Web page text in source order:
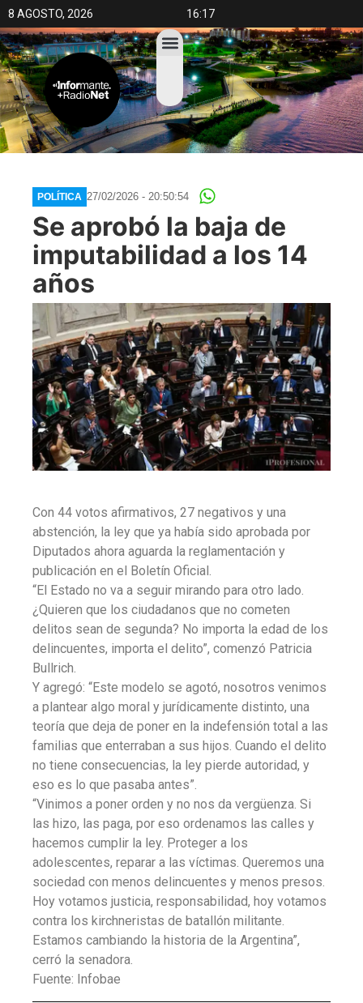
8 AGOSTO, 2026 16:17
POLÍTICA 27/02/2026 - 20:50:54
Se aprobó la baja de
imputabilidad a los 14
años
Con 44 votos afirmativos, 27 negativos y una
abstención, la ley que ya había sido aprobada por
Diputados ahora aguarda la reglamentación y
publicación en el Boletín Oficial.
“El Estado no va a seguir mirando para otro lado.
¿Quieren que los ciudadanos que no cometen
delitos sean de segunda? No importa la edad de los
delincuentes, importa el delito”, comenzó Patricia
Bullrich.
Y agregó: “Este modelo se agotó, nosotros venimos
a plantear algo moral y jurídicamente distinto, una
teoría que deja de poner en la indefensión total a las
familias que enterraban a sus hijos. Cuando el delito
no tiene consecuencias, la ley pierde autoridad, y
eso es lo que pasaba antes”.
“Vinimos a poner orden y no nos da vergüenza. Si
las hizo, las paga, por eso ordenamos las calles y
hacemos cumplir la ley. Proteger a los
adolescentes, reparar a las víctimas. Queremos una
sociedad con menos delincuentes y menos presos.
Hoy votamos justicia, responsabilidad, hoy votamos
contra los kirchneristas de batallón militante.
Estamos cambiando la historia de la Argentina”,
cerró la senadora.
Fuente: Infobae